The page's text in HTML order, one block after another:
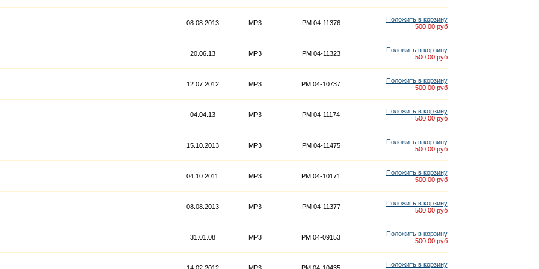
08.08.2013 MP3 PM 04-11376
Положить в корзину
500.00 руб
20.06.13 МР3 PM 04-11323
Положить в корзину
500.00 руб
12.07.2012 MP3 PM 04-10737
Положить в корзину
500.00 руб
04.04.13 МР3 PM 04-11174
Положить в корзину
500.00 руб
15.10.2013 MP3 PM 04-11475
Положить в корзину
500.00 руб
04.10.2011 MP3 PM 04-10171
Положить в корзину
500.00 руб
08.08.2013 MP3 PM 04-11377
Положить в корзину
500.00 руб
31.01.08 MP3 PM 04-09153
Положить в корзину
500.00 руб
Положить в корзину